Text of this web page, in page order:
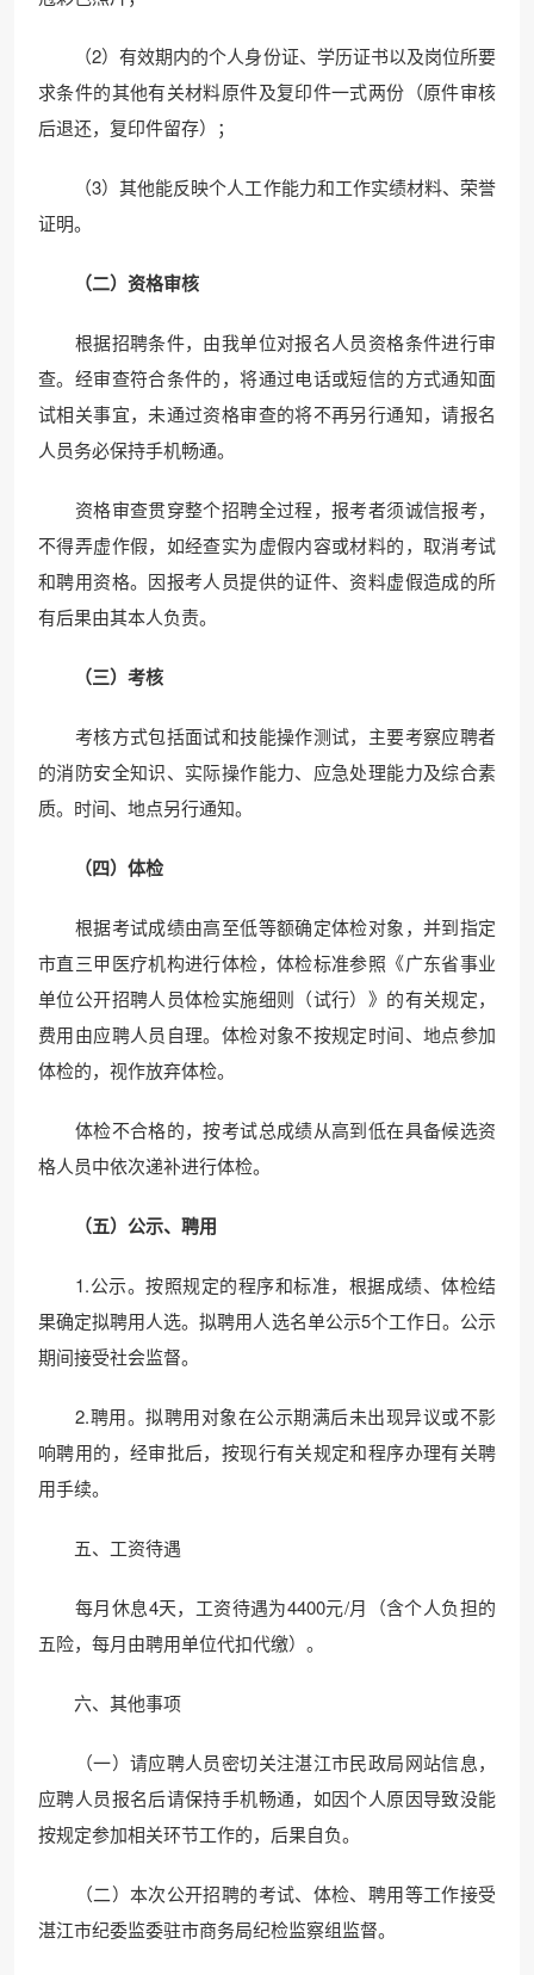
（2）有效期内的个人身份证、学历证书以及岗位所要
求条件的其他有关材料原件及复印件一式两份（原件审核
后退还，复印件留存）；
（3）其他能反映个人工作能力和工作实绩材料、荣誉
证明。
（二）资格审核
根据招聘条件，由我单位对报名人员资格条件进行审
查。经审查符合条件的，将通过电话或短信的方式通知面
试相关事宜，未通过资格审查的将不再另行通知，请报名
人员务必保持手机畅通。
资格审查贯穿整个招聘全过程，报考者须诚信报考，
不得弄虚作假，如经查实为虚假内容或材料的，取消考试
和聘用资格。因报考人员提供的证件、资料虚假造成的所
有后果由其本人负责。
（三） 考核
考核方式包括面试和技能操作测试，主要考察应聘者
的消防安全知识、实际操作能力、应急处理能力及综合素
质。时间、地点另行通知。
（四）体检
根据考试成绩由高至低等额确定体检对象，并到指定
市直三甲医疗机构进行体检，体检标准参照《广东省事业
单位公开招聘人员体检实施细则（试行）》的有关规定，
费用由应聘人员自理。体检对象不按规定时间、地点参加
体检的，视作放弃体检。
体检不合格的，按考试总成绩从高到低在具备候选资
格人员中依次递补进行体检。
（五）公示、 聘用
1.公示。按照规定的程序和标准，根据成绩、体检结
果确定拟聘用人选。拟聘用人选名单公示5个工作日。公示
期间接受社会监督。
2.聘用。拟聘用对象在公示期满后未出现异议或不影
响聘用的，经审批后，按现行有关规定和程序办理有关聘
用手续。
五、工资待遇
每月休息4天，工资待遇为4400元/月（含个人负担的
五险，每月由聘用单位代扣代缴）。
六、其他事项
（一）请应聘人员密切关注湛江市民政局网站信息，
应聘人员报名后请保持手机畅通，如因个人原因导致没能
按规定参加相关环节工作的，后果自负。
（二）本次公开招聘的考试、体检、聘用等工作接受
湛江市纪委监委驻市商务局纪检监察组监督。